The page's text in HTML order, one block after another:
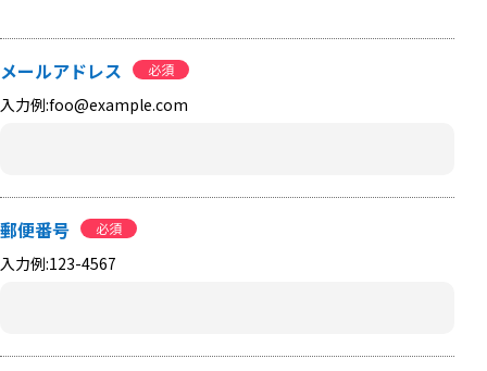
メールアドレス 必須
入力例:foo@example.com
郵便番号 必須
入力例:123-4567